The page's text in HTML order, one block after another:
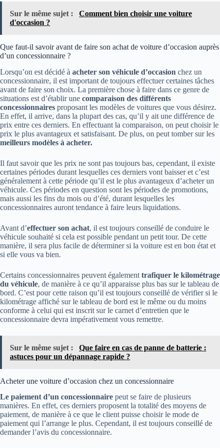
Sur le même sujet :
Comment bien choisir une voiture
d'occasion ?
Que faut-il savoir avant de faire son achat de voiture d’occasion auprès
d’un concessionnaire ?
Lorsqu’on est décidé à acheter son véhicule d’occasion chez un
concessionnaire, il est important de toujours effectuer certaines tâches
avant de faire son choix. La première chose à faire dans ce genre de
situations est d’établir une comparaison des différents
concessionnaires proposant les modèles de voitures que vous désirez.
En effet, il arrive, dans la plupart des cas, qu’il y ait une différence de
prix entre ces derniers. En effectuant la comparaison, on peut choisir le
prix le plus avantageux et satisfaisant. De plus, on peut tomber sur les
meilleurs modèles à acheter.
Il faut savoir que les prix ne sont pas toujours bas, cependant, il existe
certaines périodes durant lesquelles ces derniers vont baisser et c’est
généralement à cette période qu’il est le plus avantageux d’acheter un
véhicule. Ces périodes en question sont les périodes de promotions,
mais aussi les fins du mois ou d’été, durant lesquelles les
concessionnaires auront tendance à faire leurs liquidations.
Avant d’effectuer son achat, il est toujours conseillé de conduire le
véhicule souhaité si cela est possible pendant un petit tour. De cette
manière, il sera plus facile de déterminer si la voiture est en bon état et
si elle vous va bien.
Certains concessionnaires peuvent également trafiquer le kilométrage
du véhicule, de manière à ce qu’il apparaisse plus bas sur le tableau de
bord. C’est pour cette raison qu’il est toujours conseillé de vérifier si le
kilométrage affiché sur le tableau de bord est le même ou du moins
conforme à celui qui est inscrit sur le carnet d’entretien que le
concessionnaire devra impérativement vous remettre.
Sur le même sujet :
Que faire en cas de panne de batterie :
astuces pour un dépannage rapide ?
Acheter une voiture d’occasion chez un concessionnaire
Le paiement d’un concessionnaire peut se faire de plusieurs
manières. En effet, ces derniers proposent la totalité des moyens de
paiement, de manière à ce que le client puisse choisir le mode de
paiement qui l’arrange le plus. Cependant, il est toujours conseillé de
demander l’avis du concessionnaire.